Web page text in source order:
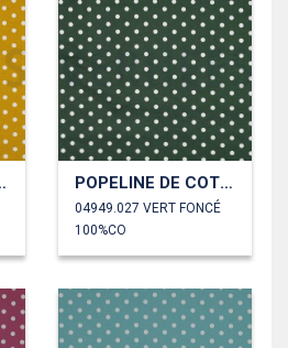
POINTS POPELINE DE COTON POINTS
04949.027 VERT FONCÉ
100%CO